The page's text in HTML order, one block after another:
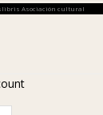
Asociación cultural